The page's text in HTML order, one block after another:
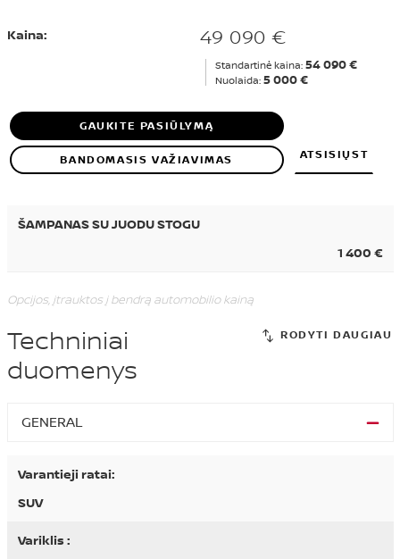
Kaina: 49 090 €
Standartinė kaina: 54 090 €
Nuolaida: 5 000 €
GAUKITE PASIŪLYMĄ
BANDOMASIS VAŽIAVIMAS ATSISIŲST
ŠAMPANAS SU JUODU STOGU
1 400 €
Opcijos, įtrauktos į bendrą automobilio kainą
Techniniai
duomenys
GENERAL
Varantieji ratai:
SUV
Variklis :